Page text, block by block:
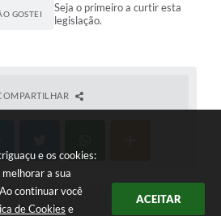
e os cookies:
a sua
continuar você
de Cookies e
ACEITAR
GOSTEI
Seja o primeiro a curtir esta
legislação.